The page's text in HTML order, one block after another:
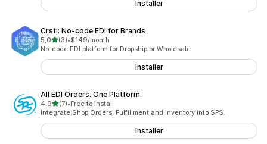
Installer
Crstl: No‑code EDI for Brands
5,0av 5 stjerner
(3)
Totalt 3 omtaler
•$149/month
No-code EDI platform for Dropship or Wholesale
Installer
All EDI Orders. One Platform.
4,9av 5 stjerner
(7)
Totalt 7 omtaler
•Free to install
Integrate Shop Orders, Fulfillment and Inventory into SPS.
Installer